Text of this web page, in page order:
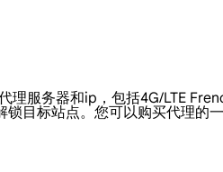
服务器和ip，包括4G/LTE
目标站点。您可以购买代理的